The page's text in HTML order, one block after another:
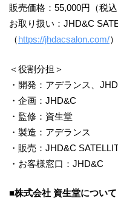
販売価格：55,000円（税込
お取り扱い：JHD&C
（https://jhdacsalon.com/）
＜役割分担＞
・開発：アデランス、
・企画：JHD&C
・監修：資生堂
・製造：アデランス
・販売：JHD&C
・お客様窓口：JHD&C
■株式会社 資生堂について